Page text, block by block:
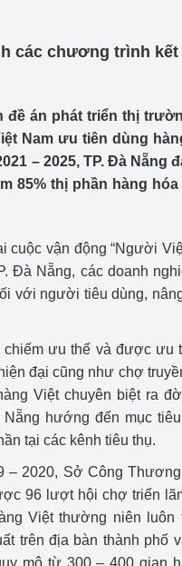
mại, Dịch vụ Việt
Hoạt động của Bộ
Công Thương -
Lịch sử phát triển
Bản tin Thị trường
Phát triển bền vững
Tổ chức kiểm định
Văn hóa ngành
Tái cơ cấu ngành
Quản lý thị trường
Sử dụng năng
các chương trình
đề án phát triển thị
Nam ưu tiên dùng
– 2025, TP. Đà Nẵng
85% thị phần hàng
cuộc vận động “Người
Đà Nẵng, các doanh
với người tiêu dùng,
chiếm ưu thế và được ưu
đại cũng như chợ
Việt chuyên biệt ra
hướng đến mục
tại các kênh tiêu thụ.
– 2020, Sở Công
96 lượt hội chợ triển
Việt thường niên
trên địa bàn thành phố
mô từ 300 – 400 gian